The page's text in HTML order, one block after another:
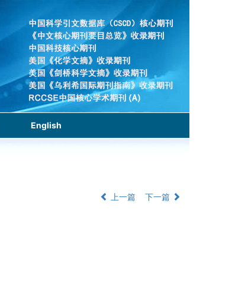
English
上一篇 下一篇